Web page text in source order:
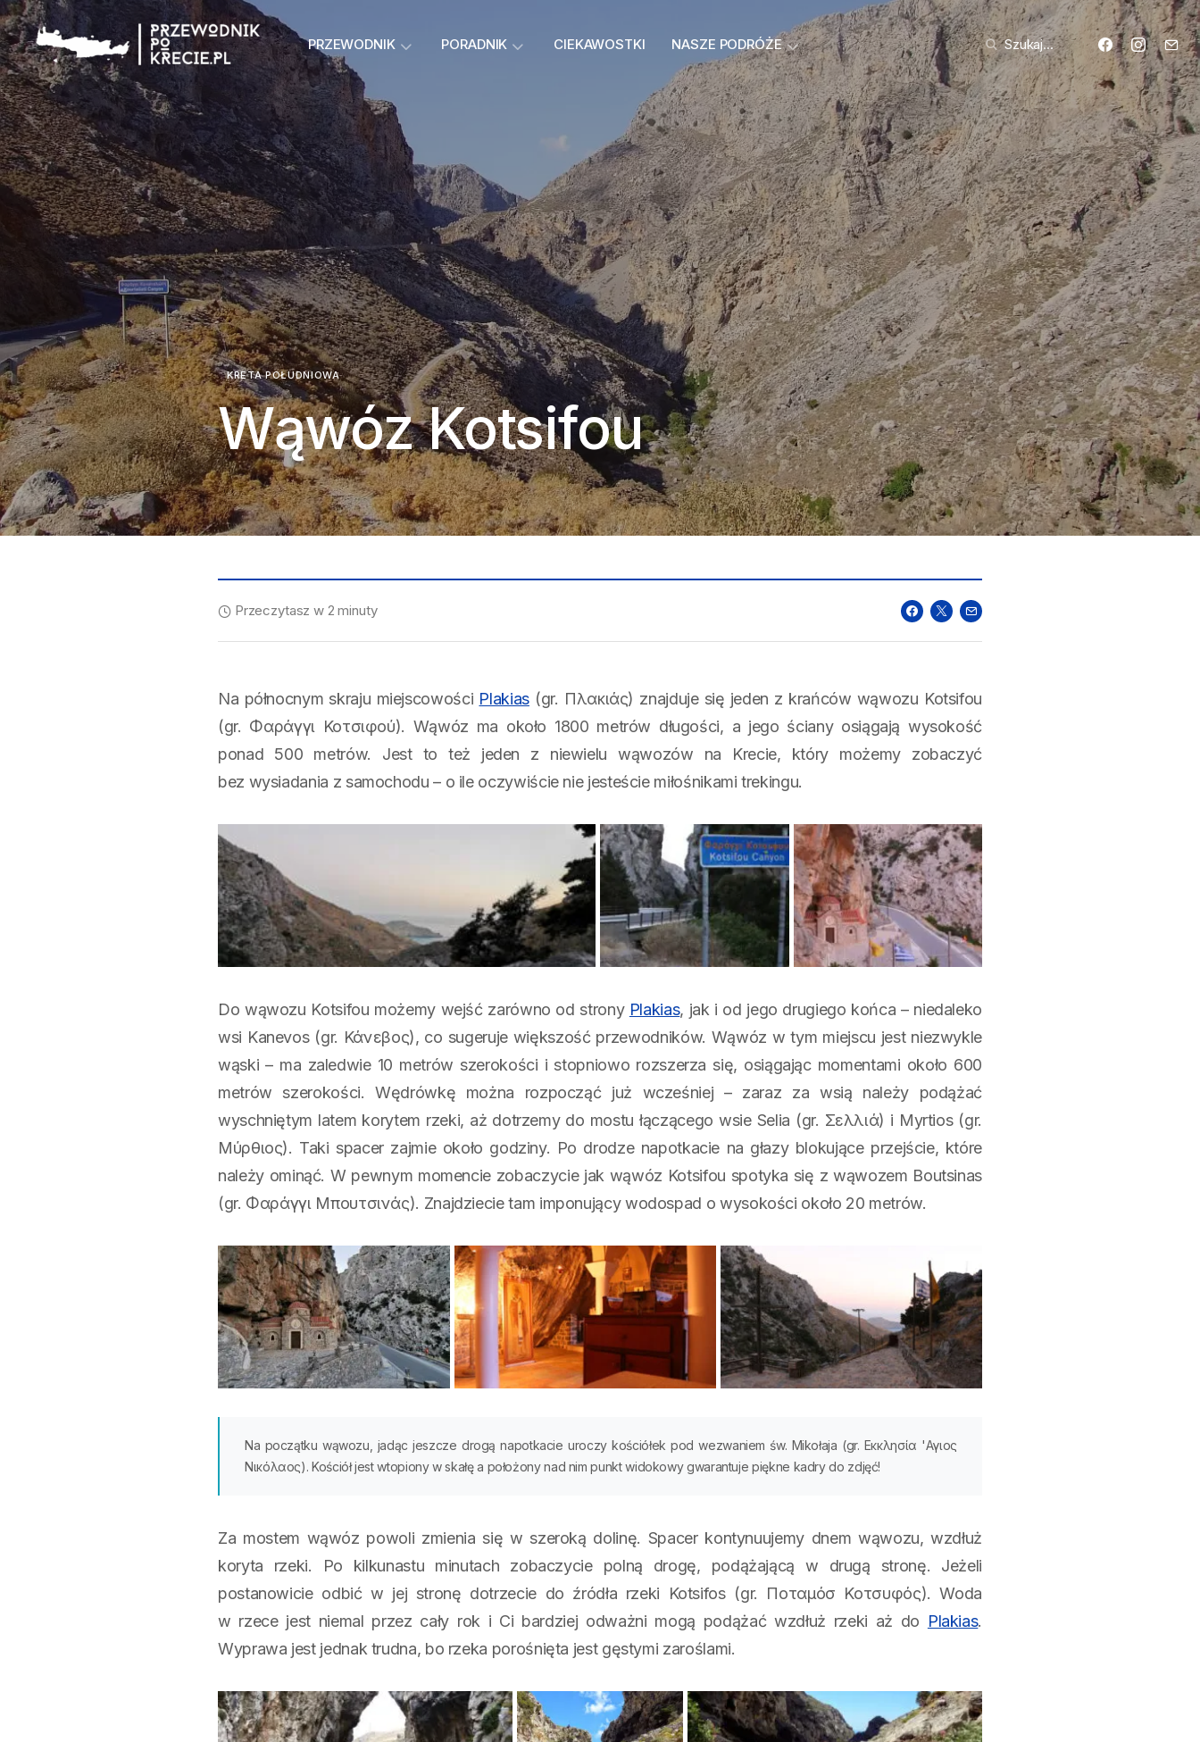
PRZEWODNIK PORADNIK CIEKAWOSTKI NASZE PODRÓŻE Szukaj...
KRETA POŁUDNIOWA
Wąwóz Kotsifou
Przeczytasz w 2 minuty
Na północnym skraju miejscowości Plakias(gr. Πλακιάς) znajduje się jeden z krańców wąwozu Kotsifou
(gr. Φαράγγι Κοτσιφού). Wąwóz ma około 1800 metrów długości, a jego ściany osiągają wysokość
ponad 500 metrów. Jest to też jeden z niewielu wąwozów na Krecie, który możemy zobaczyć
bez wysiadania z samochodu – o ile oczywiście nie jesteście miłośnikami trekingu.
Do wąwozu Kotsifou możemy wejść zarówno od strony Plakias, jak i od jego drugiego końca – niedaleko
wsi Kanevos (gr. Κάνεβος), co sugeruje większość przewodników. Wąwóz w tym miejscu jest niezwykle
wąski – ma zaledwie 10 metrów szerokości i stopniowo rozszerza się, osiągając momentami około 600
metrów szerokości. Wędrówkę można rozpocząć już wcześniej – zaraz za wsią należy podążać
wyschniętym latem korytem rzeki, aż dotrzemy do mostu łączącego wsie Selia (gr. Σελλιά) i Myrtios (gr.
Μύρθιος). Taki spacer zajmie około godziny. Po drodze napotkacie na głazy blokujące przejście, które
należy ominąć. W pewnym momencie zobaczycie jak wąwóz Kotsifou spotyka się z wąwozem Boutsinas
(gr. Φαράγγι Μπουτσινάς). Znajdziecie tam imponujący wodospad o wysokości około 20 metrów.
Na początku wąwozu, jadąc jeszcze drogą napotkacie uroczy kościółek pod wezwaniem św. Mikołaja (gr. Εκκλησία 'Αγιος
Νικόλαος). Kościół jest wtopiony w skałę a położony nad nim punkt widokowy gwarantuje piękne kadry do zdjęć!
Za mostem wąwóz powoli zmienia się w szeroką dolinę. Spacer kontynuujemy dnem wąwozu, wzdłuż
koryta rzeki. Po kilkunastu minutach zobaczycie polną drogę, podążającą w drugą stronę. Jeżeli
postanowicie odbić w jej stronę dotrzecie do źródła rzeki Kotsifos (gr. Ποταμόσ Κοτσυφός). Woda
w rzece jest niemal przez cały rok i Ci bardziej odważni mogą podążać wzdłuż rzeki aż do Plakias.
Wyprawa jest jednak trudna, bo rzeka porośnięta jest gęstymi zaroślami.